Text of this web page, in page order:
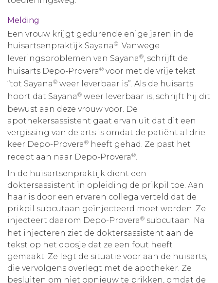
Toegang leeromgeving
Melding
Een vrouw krijgt gedurende enige jaren in de
huisartsenpraktijk Sayana®. Vanwege
leveringsproblemen van Sayana®, schrijft de
huisarts Depo-Provera® voor met de vrije tekst
“tot Sayana® weer leverbaar is”. Als de huisarts
hoort dat Sayana® weer leverbaar is, schrijft hij dit
bewust aan deze vrouw voor. De
apothekersassistent gaat ervan uit dat dit een
vergissing van de arts is omdat de patiënt al drie
keer Depo-Provera® heeft gehad. Ze past het
recept aan naar Depo-Provera®.
In de huisartsenpraktijk dient een
doktersassistent in opleiding de prikpil toe. Aan
haar is door een ervaren collega verteld dat de
prikpil subcutaan geïnjecteerd moet worden. Ze
injecteert daarom Depo-Provera® subcutaan. Na
het injecteren ziet de doktersassistent aan de
tekst op het doosje dat ze een fout heeft
gemaakt. Ze legt de situatie voor aan de huisarts,
die vervolgens overlegt met de apotheker. Ze
besluiten om niet opnieuw te prikken, omdat de